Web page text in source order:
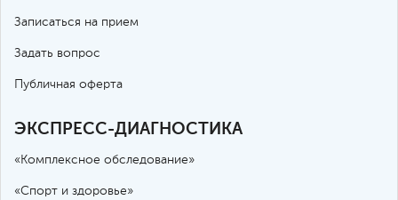
Записаться на прием
Задать вопрос
Публичная оферта
ЭКСПРЕСС-ДИАГНОСТИКА
«Комплексное обследование»
«Спорт и здоровье»